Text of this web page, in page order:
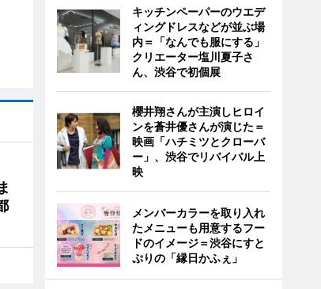
キッチンペーパーのウエデ
ィングドレスなどが並ぶ場
内＝「なんでも服にする」
クリエーター塩川夏子さ
ん、渋谷で初個展
櫻井翔さんが主演しヒロイ
ンを蒼井優さんが演じた＝
映画「ハチミツとクローバ
ー」、渋谷でリバイバル上
映
メンバーカラーを取り入れ
たメニューも用意するフー
ドのイメージ＝渋谷にすと
ぷりの「縁日かふぇ」